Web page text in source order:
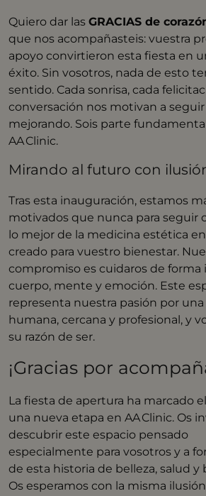
Quiero dar lasGRACIAS de
que nos acompañasteis: vuestra
apoyo convirtieron esta fiesta en
éxito. Sin vosotros, nada de esto
sentido. Cada sonrisa, cada
conversación nos motivan a
mejorando. Sois parte
AA Clinic.
Mirando al futuro con
Tras esta inauguración, estamos
motivados que nunca para seguir
lo mejor de la medicina estética
creado para vuestro bienestar.
compromiso es cuidaros de forma
cuerpo, mente y emoción. Este
representa nuestra pasión por
humana, cercana y profesional, y
su razón de ser.
¡Gracias por
La fiesta de apertura ha marcado
una nueva etapa en AA Clinic. Os
descubrir este espacio pensado
especialmente para vosotros y a
de esta historia de belleza, salud y
Os esperamos con la misma